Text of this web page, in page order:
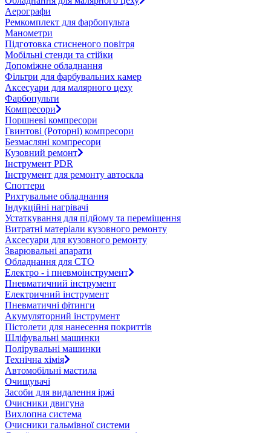
Аерографи
Ремкомплект для фарбопульта
Манометри
Підготовка стисненого повітря
Мобільні стенди та стійки
Допоміжне обладнання
Фільтри для фарбувальних камер
Аксесуари для малярного цеху
Фарбопульти
Компресори
Поршневі компресори
Гвинтові (Роторні) компресори
Безмасляні компресори
Кузовний ремонт
Інструмент PDR
Інструмент для ремонту автоскла
Споттери
Рихтувальне обладнання
Індукційні нагрівачі
Устаткування для підйому та переміщення
Витратні матеріали кузовного ремонту
Аксесуари для кузовного ремонту
Зварювальні апарати
Обладнання для СТО
Електро - і пневмоінструмент
Пневматичний інструмент
Електричний інструмент
Пневматичні фітинги
Акумуляторний інструмент
Пістолети для нанесення покриттів
Шліфувальні машинки
Полірувальні машинки
Технічна хімія
Автомобільні мастила
Очищувачі
Засоби для видалення іржі
Очисники двигуна
Вихлопна система
Очисники гальмівної системи